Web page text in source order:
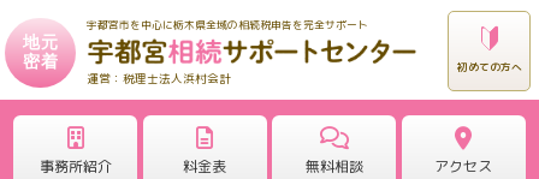
宇都宮市を中心に栃木県全域の相続税申告を完全サポート
地元
密着
税理士法人浜村会計
初めての方へ
事務所紹介 料金表 無料相談 アクセス